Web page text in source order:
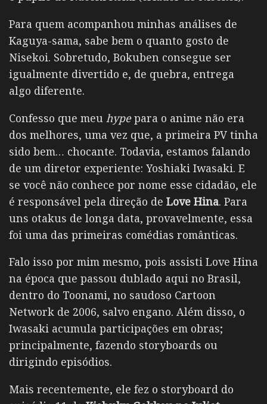
Para quem acompanhou minhas análises de
Kaguya-sama, sabe bem o quanto gosto de
Nisekoi. Sobretudo, Bokuben consegue ser
igualmente divertido e, de quebra, entrega
algo diferente.
Confesso que meu hypepara o anime não era
dos melhores, uma vez que, a primeira PV tinha
sido bem… chocante. Todavia, estamos falando
de um diretor experiente: Yoshiaki Iwasaki. E
se você não conhece por nome esse cidadão, ele
é responsável pela direção de Love Hina. Para
uns otakus de longa data, provavelmente, essa
foi uma das primeiras comédias românticas.
Falo isso por mim mesmo, pois assisti Love Hina
na época que passou dublado aqui no Brasil,
dentro do Toonami, no saudoso Cartoon
Network de 2006, salvo engano. Além disso, o
Iwasaki acumula participações em obras;
principalmente, fazendo storyboards ou
dirigindo episódios.
Mais recentemente, ele fez o storyboard do